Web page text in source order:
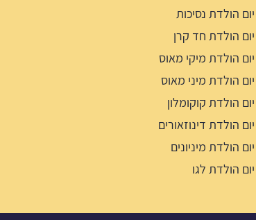
יום הולדת נסיכות
יום הולדת חד קרן
יום הולדת מיקי מאוס
יום הולדת מיני מאוס
יום הולדת קוקומלון
יום הולדת דינוזאורים
יום הולדת מיניונים
יום הולדת לגו